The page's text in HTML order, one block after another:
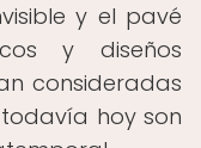
y el pavé
y diseños
consideradas
hoy son